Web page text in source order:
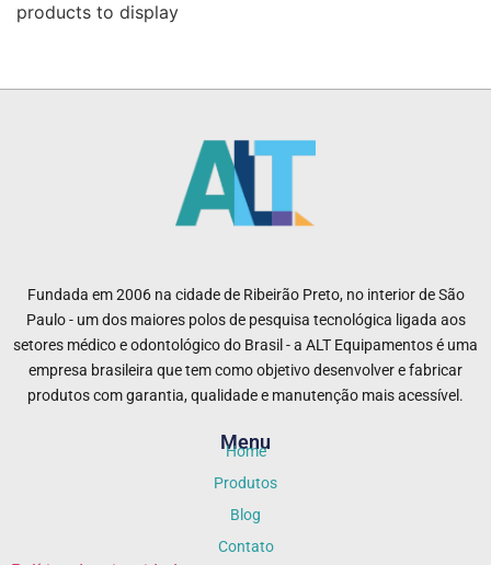
products to display
Fundada em 2006 na cidade de Ribeirão Preto, no interior de São
Paulo - um dos maiores polos de pesquisa tecnológica ligada aos
setores médico e odontológico do Brasil - a ALT Equipamentos é uma
empresa brasileira que tem como objetivo desenvolver e fabricar
produtos com garantia, qualidade e manutenção mais acessível.
Menu
Home
Produtos
Blog
Contato